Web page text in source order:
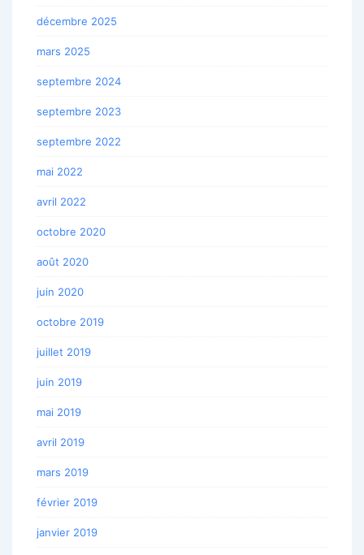
décembre 2025
mars 2025
septembre 2024
septembre 2023
septembre 2022
mai 2022
avril 2022
octobre 2020
août 2020
juin 2020
octobre 2019
juillet 2019
juin 2019
mai 2019
avril 2019
mars 2019
février 2019
janvier 2019